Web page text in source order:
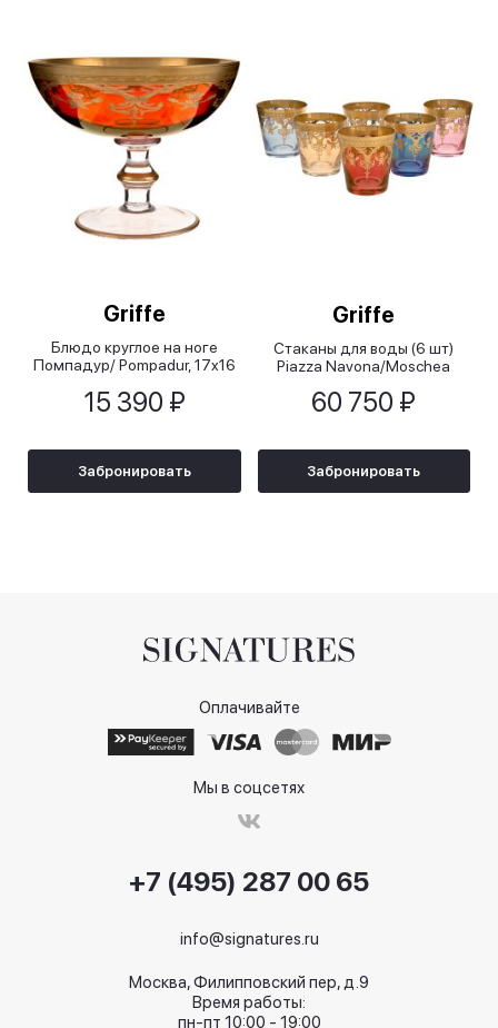
Griffe
Блюдо круглое на ноге
Помпадур/ Pompadur, 17x16
15 390 ₽
Забронировать
Griffe
Стаканы для воды (6 шт)
Piazza Navona/Moschea
60 750 ₽
Забронировать
Оплачивайте
Мы в соцсетях
+7 (495) 287 00 65
info@signatures.ru
Москва, Филипповский пер, д.9
Время работы:
пн-пт 10:00 - 19:00